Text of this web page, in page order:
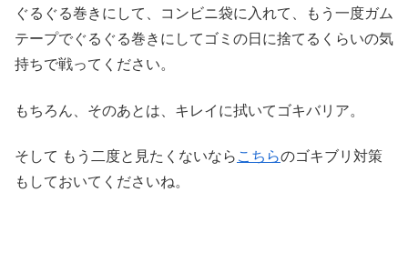
ぐるぐる巻きにして、コンビニ袋に入れて、もう一度ガム
テープでぐるぐる巻きにしてゴミの日に捨てるくらいの気
持ちで戦ってください。
もちろん、そのあとは、キレイに拭いてゴキバリア。
そして もう二度と見たくないなら こちらのゴキブリ対策
もしておいてくださいね。